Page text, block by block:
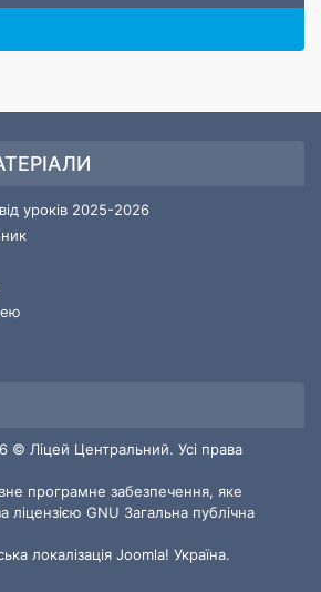
уроків 2025-2026
© Ліцей Центральний. Усі права
програмне забезпечення, яке
ліцензією GNU Загальна публічна
локалізація Joomla! Україна.